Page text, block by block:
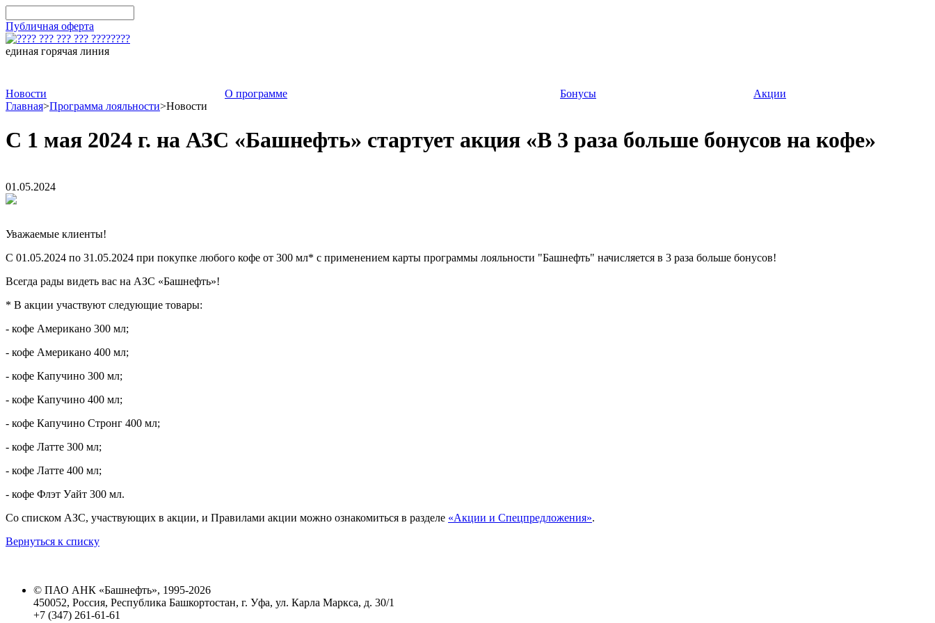
Публичная оферта
единая горячая линия
Новости О программе Бонусы
Акции
Главная>Программа лояльности>Новости
С 1 мая 2024 г. на АЗС «Башнефть» стартует акция «В 3 раза больше бонусов на кофе»
01.05.2024
Уважаемые клиенты!
С 01.05.2024 по 31.05.2024 при покупке любого кофе от 300 мл* с применением карты программы лояльности "Башнефть" начисляется в 3 раза больше бонусов!
Всегда рады видеть вас на АЗС «Башнефть»!
* В акции участвуют следующие товары:
- кофе Американо 300 мл;
- кофе Американо 400 мл;
- кофе Капучино 300 мл;
- кофе Капучино 400 мл;
- кофе Капучино Стронг 400 мл;
- кофе Латте 300 мл;
- кофе Латте 400 мл;
- кофе Флэт Уайт 300 мл.
Со списком АЗС, участвующих в акции, и Правилами акции можно ознакомиться в разделе «Акции и Спецпредложения».
Вернуться к списку
© ПАО АНК «Башнефть», 1995-2026
450052, Россия, Республика Башкортостан, г. Уфа, ул. Карла Маркса, д. 30/1
+7 (347) 261-61-61